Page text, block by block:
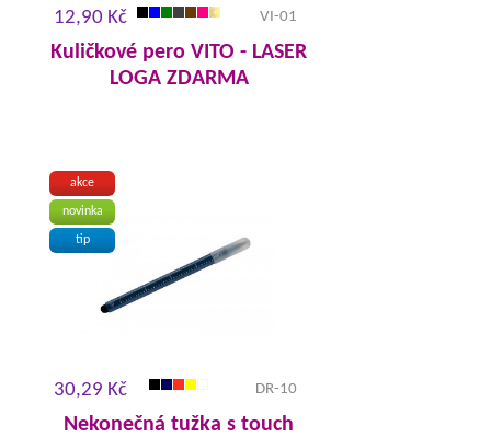
12,90 Kč VI-01
Kuličkové pero VITO - LASER
LOGA ZDARMA
akce
novinka
tip
30,29 Kč DR-10
Nekonečná tužka s touch